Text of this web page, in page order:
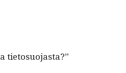
tietosuojasta?”